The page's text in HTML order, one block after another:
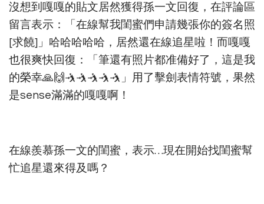
沒想到嘎嘎的貼文居然獲得孫一文回復，在評論區
留言表示：「在線幫我閨蜜們申請幾張你的簽名照
[求饒]」哈哈哈哈哈，居然還在線追星啦！而嘎嘎
也很爽快回復：「筆還有照片都准備好了，這是我
的榮幸🙏🙌🤺🤺🤺🤺🤺」用了擊劍表情符號，果然
是sense滿滿的嘎嘎啊！
在線羨慕孫一文的閨蜜，表示…現在開始找閨蜜幫
忙追星還來得及嗎？